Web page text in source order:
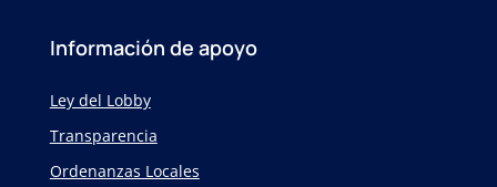
Información de apoyo
Ley del Lobby
Transparencia
Ordenanzas Locales